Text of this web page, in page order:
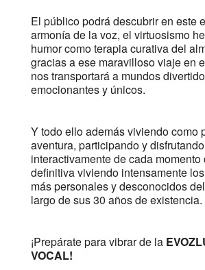
El público podrá descubrir en este
armonía de la voz, el virtuosismo
humor como terapia curativa del
gracias a ese maravilloso viaje en
nos transportará a mundos
emocionantes y únicos.
Y todo ello además viviendo como
aventura, participando y disfrutando
interactivamente de cada momento
definitiva viviendo intensamente
más personales y desconocidos
largo de sus 30 años de existencia.
¡Prepárate para vibrar de la
VOCAL!